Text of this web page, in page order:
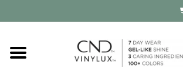
Home